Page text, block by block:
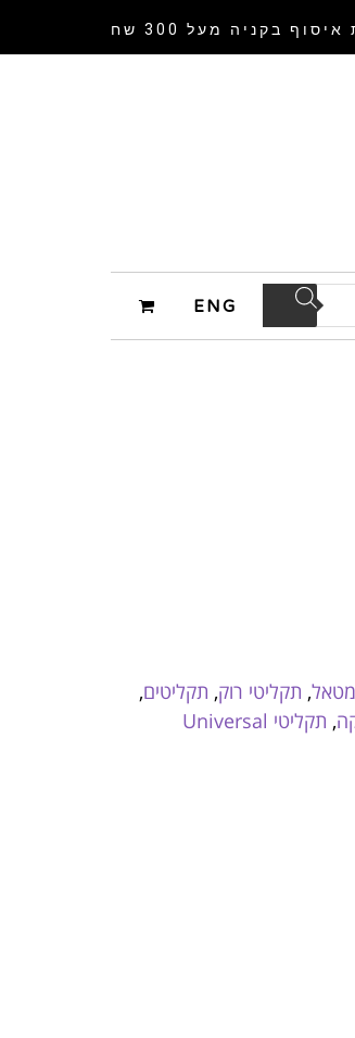
איסוף בקניה מעל 300 שח
ENG
, תקליטי רוק, תקליטים,
,
תקליטי Universal